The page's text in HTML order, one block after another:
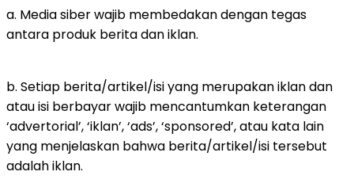
a. Media siber wajib membedakan dengan tegas
antara produk berita dan iklan.
b. Setiap berita/artikel/isi yang merupakan iklan dan
atau isi berbayar wajib mencantumkan keterangan
‘advertorial’, ‘iklan’, ‘ads’, ‘sponsored’, atau kata lain
yang menjelaskan bahwa berita/artikel/isi tersebut
adalah iklan.